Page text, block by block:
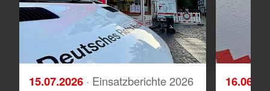
15.07.2026 · Einsatzberichte 2026